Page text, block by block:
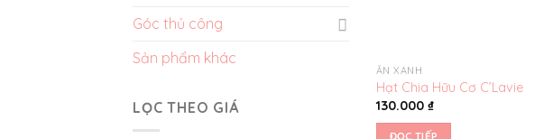
Góc thủ công
Sản phẩm khác
LỌC THEO GIÁ
Yêu
thích
ĂN XANH
Hạt Chia Hữu Cơ C’Lavie
130.000 ₫
ĐỌC TIẾP